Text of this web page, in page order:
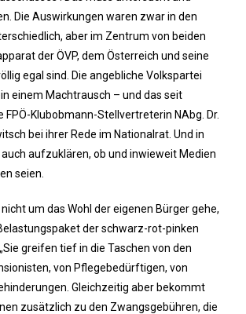
Die Auswirkungen waren zwar in den
aber im Zentrum von beiden
der ÖVP, dem Österreich und seine
egal sind. Die angebliche Volkspartei
einem Machtrausch – und das seit
FPÖ-Klubobmann-Stellvertreterin NAbg. Dr.
bei ihrer Rede im Nationalrat. Und in
auch aufzuklären, ob und inwieweit Medien
seien.
nicht um das Wohl der eigenen Bürger gehe,
der schwarz-rot-pinken
greifen tief in die Taschen von den
von Pflegebedürftigen, von
Gleichzeitig aber bekommt
zusätzlich zu den Zwangsgebühren, die